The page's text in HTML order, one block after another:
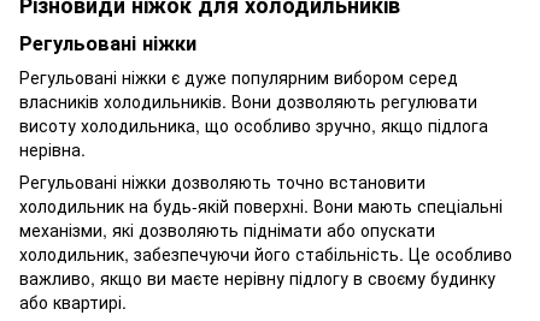
Регульовані ніжки
Регульовані ніжки є дуже популярним вибором серед
власників холодильників. Вони дозволяють регулювати
висоту холодильника, що особливо зручно, якщо підлога
нерівна.
Регульовані ніжки дозволяють точно встановити
холодильник на будь-якій поверхні. Вони мають спеціальні
механізми, які дозволяють піднімати або опускати
холодильник, забезпечуючи його стабільність. Це особливо
важливо, якщо ви маєте нерівну підлогу в своєму будинку
або квартирі.